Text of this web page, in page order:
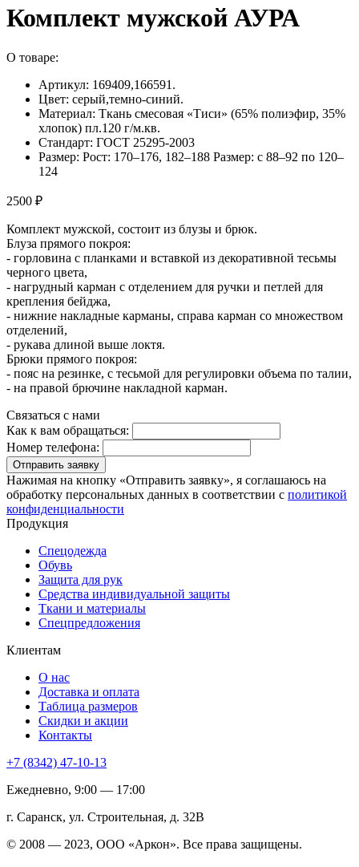
Комплект мужской АУРА
О товаре:
Артикул: 169409,166591.
Цвет: серый,темно-синий.
Материал: Ткань смесовая «Тиси» (65% полиэфир, 35%
хлопок) пл.120 г/м.кв.
Стандарт: ГОСТ 25295-2003
Размер: Рост: 170–176, 182–188 Размер: с 88–92 по 120–
124
2500 ₽
Комплект мужской, состоит из блузы и брюк.
Блуза прямого покроя:
- горловина с планками и вставкой из декоративной тесьмы
черного цвета,
- нагрудный карман с отделением для ручки и петлей для
крепления бейджа,
- нижние накладные карманы, справа карман со множеством
отделений,
- рукава длиной выше локтя.
Брюки прямого покроя:
- пояс на резинке, с тесьмой для регулировки объема по талии,
- на правой брючине накладной карман.
Связаться с нами
Как к вам обращаться:
Номер телефона:
Отправить заявку
Нажимая на кнопку «Отправить заявку», я соглашаюсь на
обработку персональных данных в соответствии с политикой
конфиденциальности
Продукция
Спецодежда
Обувь
Защита для рук
Средства индивидуальной защиты
Ткани и материалы
Спецпредложения
Клиентам
О нас
Доставка и оплата
Таблица размеров
Скидки и акции
Контакты
+7 (8342) 47-10-13
Ежедневно, 9:00 — 17:00
г. Саранск, ул. Строительная, д. 32В
© 2008 — 2023, ООО «Аркон». Все права защищены.